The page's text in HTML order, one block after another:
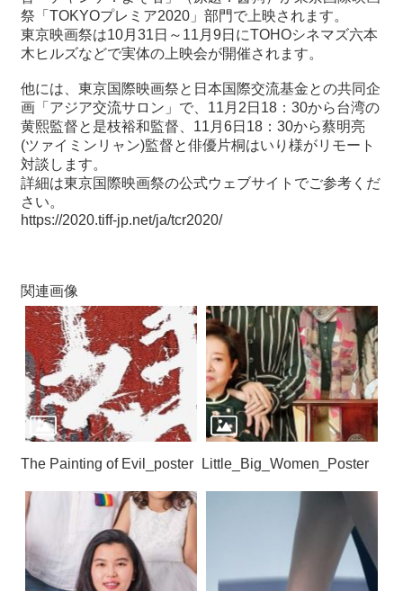
申
込
去
行
事
台
湾
の
連
リ
ン
ク
ホ
イ
ト
マ
プ
祭「TOKYOプレミア2020」部門で上映されます。
東京映画祭は10月31日～11月9日にTOHOシネマズ六本
木ヒルズなどで実体の上映会が開催されます。
他には、東京国際映画祭と日本国際交流基金との共同企
画「アジア交流サロン」で、11月2日18：30から台湾の
黄熙監督と是枝裕和監督、11月6日18：30から蔡明亮
(ツァイミンリャン)監督と俳優片桐はいり様がリモート
対談します。
詳細は東京国際映画祭の公式ウェブサイトでご参考くだ
さい。
https://2020.tiff-jp.net/ja/tcr2020/
関連画像
The Painting of Evil_poster Little_Big_Women_Poster